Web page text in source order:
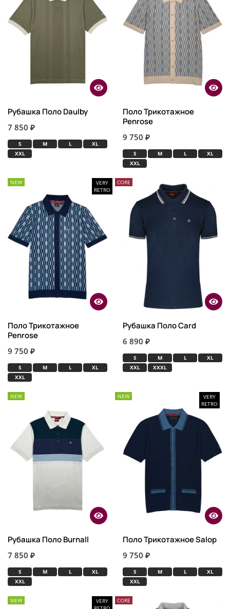
Рубашка Поло Daulby
7 850 ₽
S M L
XL
XXL
Поло Трикотажное
Penrose
9 750 ₽
S M L
XL
XXL
NEW
VERY
RETRO
Поло Трикотажное
Penrose
9 750 ₽
S M L
XL
XXL
CORE
Рубашка Поло Card
6 890 ₽
S M L
XL
XXL
XXXL
NEW
Рубашка Поло Burnall
7 850 ₽
S M L
XL
XXL
NEW
VERY
RETRO
Поло Трикотажное Salop
9 750 ₽
S M L
XL
XXL
NEW
VERY
CORE